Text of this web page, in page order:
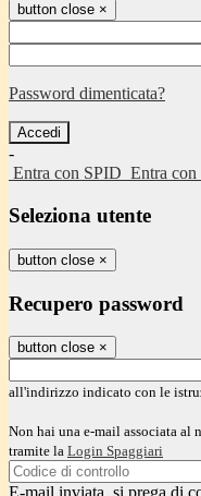
button close ×
Password dimenticata?
-
Entra con SPID Entra con
Seleziona utente
button close ×
Recupero password
button close ×
all'indirizzo indicato con le
Non hai una e-mail associata al
tramite la Login Spaggiari